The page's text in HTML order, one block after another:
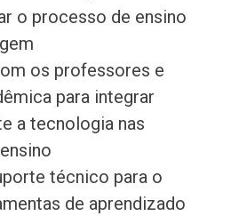
o processo de ensino
os professores e
para integrar
a tecnologia nas
técnico para o
de aprendizado